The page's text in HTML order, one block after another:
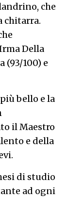
che
chitarra.
Della
(93/100) e
bello e la
il Maestro
e della
di studio
ad ogni